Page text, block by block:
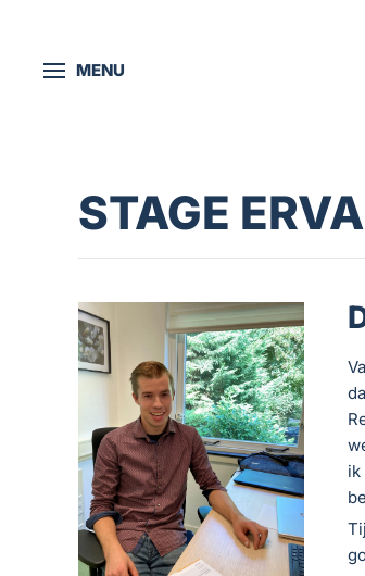
MENU
STAGE
ik